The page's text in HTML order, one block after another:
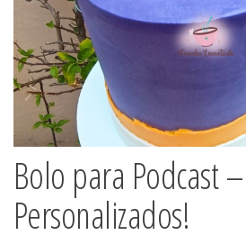
Bolo para Podcast
Personalizados!